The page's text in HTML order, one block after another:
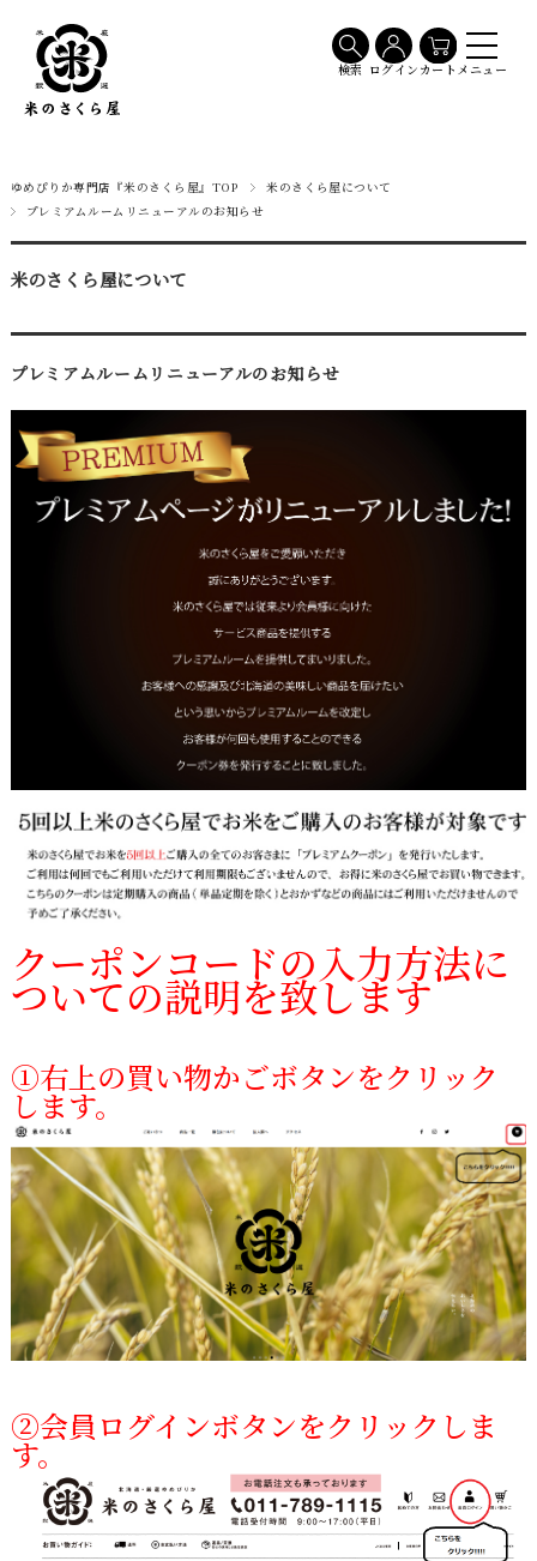
検索 ログイン カート メニュー
ゆめぴりか専門店『米のさくら屋』TOP
米のさくら屋について
プレミアムルームリニューアルのお知らせ
米のさくら屋について
プレミアムルームリニューアルのお知らせ
クーポンコードの入力方法に
ついての説明を致します
①右上の買い物かごボタンをクリック
します。
②会員ログインボタンをクリックしま
す。